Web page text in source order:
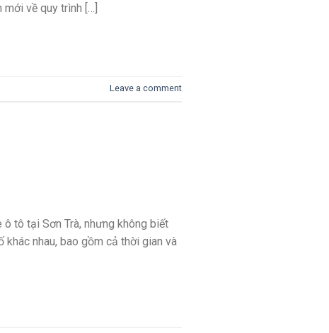
về quy trình […]
Leave a comment
tô tại Sơn Trà, nhưng không biết
nhau, bao gồm cả thời gian và